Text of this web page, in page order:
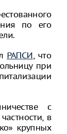
по его
РАПСИ, что
при
с
в
крупных